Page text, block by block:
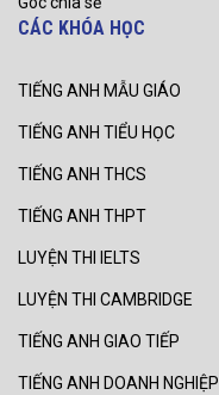
CÁC KHÓA HỌC
TIẾNG ANH MẪU GIÁO
TIẾNG ANH TIỂU HỌC
TIẾNG ANH THCS
TIẾNG ANH THPT
LUYỆN THI IELTS
LUYỆN THI CAMBRIDGE
TIẾNG ANH GIAO TIẾP
TIẾNG ANH DOANH NGHIỆP